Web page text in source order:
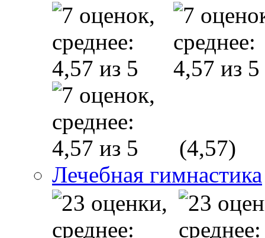
(4,57)
Лечебная гимнастика